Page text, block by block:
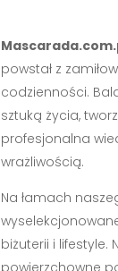
powstał z
codzienności.
sztuką życia,
profesjonalna
wrażliwością.
Na łamach
biżuterii i lifestyle.
powierzchowne